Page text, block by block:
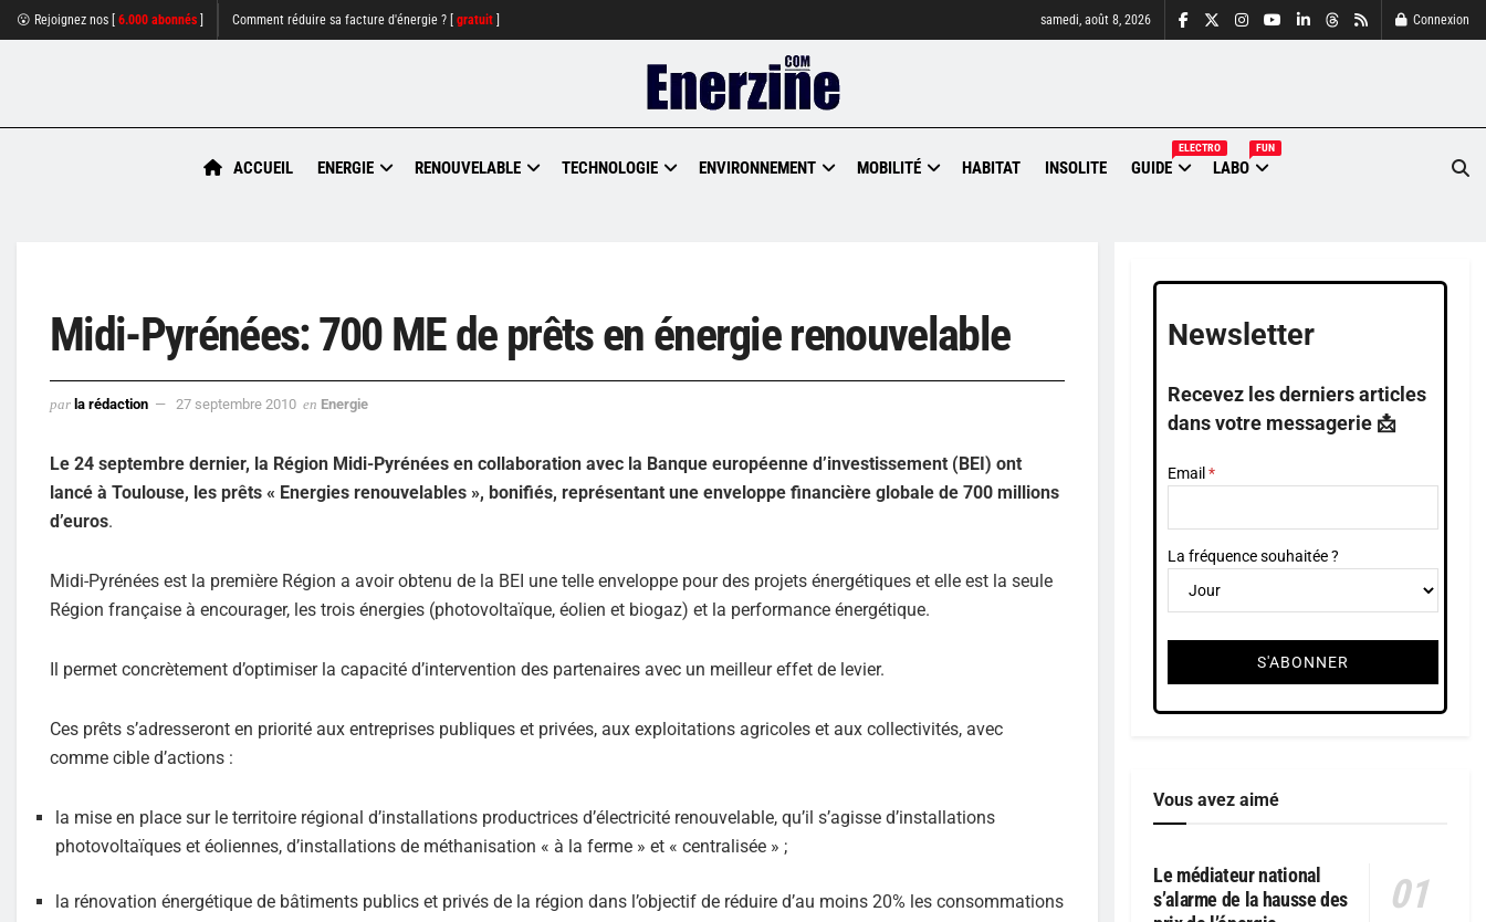
😮 Rejoignez nos [ 6.000 abonnés Comment réduire sa facture d'énergie ? [ gratuit samedi, août 8, 2026 Connexion
ACCUEIL ENERGIE RENOUVELABLE TECHNOLOGIE ENVIRONNEMENT MOBILITÉ HABITAT INSOLITE GUIDE
ELECTRO
LABO
FUN
Midi-Pyrénées: 700 ME de prêts en énergie renouvelable
par la rédaction 27 septembre 2010 en Energie
Le 24 septembre dernier, la Région Midi-Pyrénées en collaboration avec la Banque européenne d’investissement (BEI) ont
lancé à Toulouse, les prêts « Energies renouvelables », bonifiés, représentant une enveloppe financière globale de 700 millions
d’euros.
Midi-Pyrénées est la première Région a avoir obtenu de la BEI une telle enveloppe pour des projets énergétiques et elle est la seule
Région française à encourager, les trois énergies (photovoltaïque, éolien et biogaz) et la performance énergétique.
Il permet concrètement d’optimiser la capacité d’intervention des partenaires avec un meilleur effet de levier.
Ces prêts s’adresseront en priorité aux entreprises publiques et privées, aux exploitations agricoles et aux collectivités, avec
comme cible d’actions :
la mise en place sur le territoire régional d’installations productrices d’électricité renouvelable, qu’il s’agisse d’installations
photovoltaïques et éoliennes, d’installations de méthanisation « à la ferme » et « centralisée » ;
la rénovation énergétique de bâtiments publics et privés de la région dans l’objectif de réduire d’au moins 20% les consommations
Newsletter
Recevez les derniers articles
dans votre messagerie 📩
Email
La fréquence souhaitée ?
Vous avez aimé
Le médiateur national
s’alarme de la hausse des